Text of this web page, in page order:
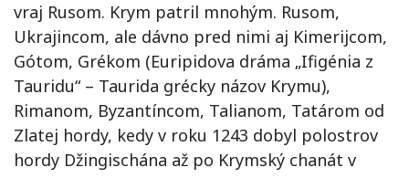
vraj Rusom. Krym patril mnohým. Rusom,
Ukrajincom, ale dávno pred nimi aj Kimerijcom,
Gótom, Grékom (Euripidova dráma „Ifigénia z
Tauridu“ – Taurida grécky názov Krymu),
Rimanom, Byzantíncom, Talianom, Tatárom od
Zlatej hordy, kedy v roku 1243 dobyl polostrov
hordy Džingischána až po Krymský chanát v